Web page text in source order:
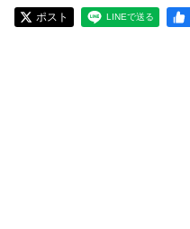
ポスト LINEで送る